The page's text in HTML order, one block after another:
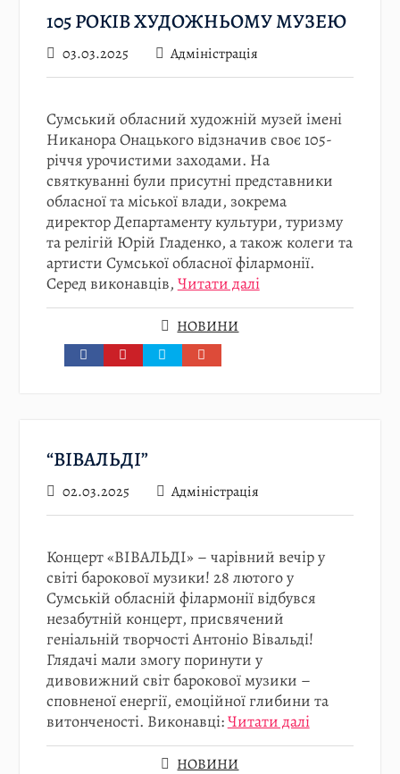
105 РОКІВ ХУДОЖНЬОМУ МУЗЕЮ
03.03.2025 Адміністрація
Сумський обласний художній музей імені
Никанора Онацького відзначив своє 105-
річчя урочистими заходами. На
святкуванні були присутні представники
обласної та міської влади, зокрема
директор Департаменту культури, туризму
та релігій Юрій Гладенко, а також колеги та
артисти Сумської обласної філармонії.
Серед виконавців, Читати далі
НОВИНИ
“ВІВАЛЬДІ”
02.03.2025 Адміністрація
Концерт «ВІВАЛЬДІ» – чарівний вечір у
світі барокової музики! 28 лютого у
Сумській обласній філармонії відбувся
незабутній концерт, присвячений
геніальній творчості Антоніо Вівальді!
Глядачі мали змогу поринути у
дивовижний світ барокової музики –
сповненої енергії, емоційної глибини та
витонченості. Виконавці:Читати далі
НОВИНИ